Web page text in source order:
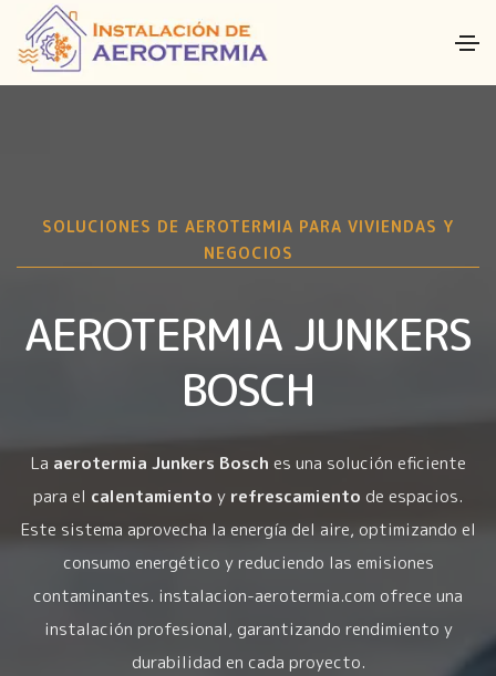
SOLUCIONES DE AEROTERMIA PARA VIVIENDAS Y
NEGOCIOS
AEROTERMIA JUNKERS
BOSCH
La aerotermia Junkers Bosch es una solución eficiente
para el calentamiento y refrescamiento de espacios.
Este sistema aprovecha la energía del aire, optimizando el
consumo energético y reduciendo las emisiones
contaminantes. instalacion-aerotermia.com ofrece una
instalación profesional, garantizando rendimiento y
durabilidad en cada proyecto.